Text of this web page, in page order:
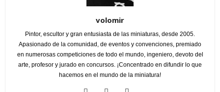
volomir
Pintor, escultor y gran entusiasta de las miniaturas, desde 2005.
Apasionado de la comunidad, de eventos y convenciones, premiado
en numerosas competiciones de todo el mundo, ingeniero, devoto del
arte, profesor y jurado en concursos. ¡Concentrado en difundir lo que
hacemos en el mundo de la miniatura!